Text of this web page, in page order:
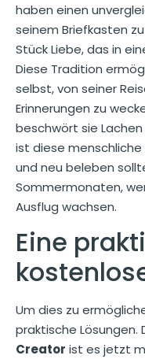
haben einen
seinem Briefkasten
Stück Liebe, das in
Diese Tradition
selbst, von seiner
Erinnerungen zu
beschwört sie
ist diese menschliche
und neu beleben
Sommermonaten,
Ausflug wachsen.
Eine
Um dies zu
praktische Lösungen.
Creator ist es jetzt